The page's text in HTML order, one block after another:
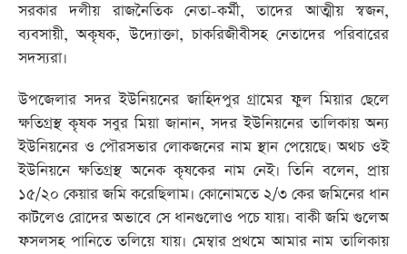
সরকার দলীয় রাজনৈতিক নেতা-কর্মী, তাদের আত্মীয় স্বজন,
ব্যবসায়ী, অকৃষক, উদ্যোক্তা, চাকরিজীবীসহ নেতাদের পরিবারের
সদস্যরা।
উপজেলার সদর ইউনিয়নের জাহিদপুর গ্রামের ফুল মিয়ার ছেলে
ক্ষতিগ্রস্থ কৃষক সবুর মিয়া জানান, সদর ইউনিয়নের তালিকায় অন্য
ইউনিয়নের ও পৌরসভার লোকজনের নাম স্থান পেয়েছে। অথচ ওই
ইউনিয়নে ক্ষতিগ্রস্থ অনেক কৃষকের নাম নেই। তিনি বলেন, প্রায়
১৫/২০ কেয়ার জমি করেছিলাম। কোনোমতে ২/৩ কের জমিনের ধান
কাটলেও রোদের অভাবে সে ধানগুলোও পচে যায়। বাকী জমি গুলেঅ
ফসলসহ পানিতে তলিয়ে যায়। মেম্বার প্রথমে আমার নাম তালিকায়